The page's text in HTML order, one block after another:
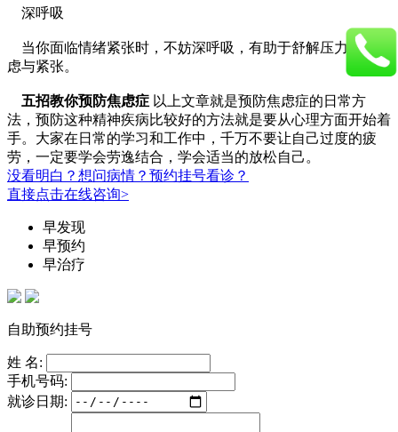
深呼吸
当你面临情绪紧张时，不妨深呼吸，有助于舒解压力消除焦
虑与紧张。
五招教你预防焦虑症 以上文章就是预防焦虑症的日常方
法，预防这种精神疾病比较好的方法就是要从心理方面开始着
手。大家在日常的学习和工作中，千万不要让自己过度的疲
劳，一定要学会劳逸结合，学会适当的放松自己。
没看明白？想问病情？预约挂号看诊？
直接点击在线咨询>
早发现
早预约
早治疗
自助预约挂号
姓 名:
手机号码:
就诊日期: